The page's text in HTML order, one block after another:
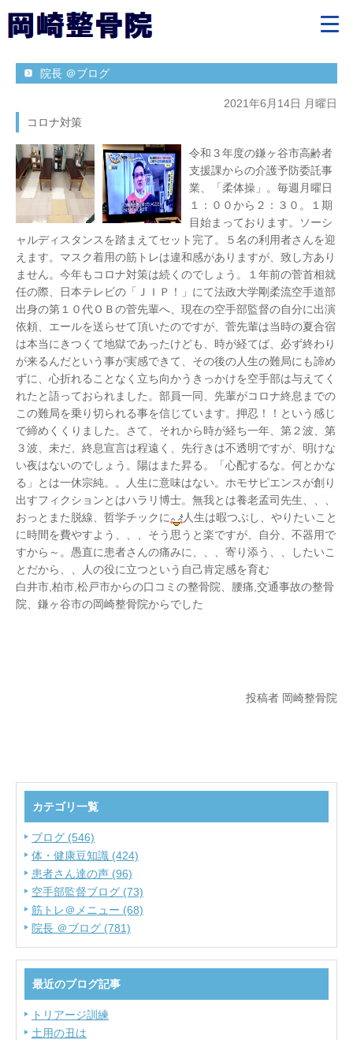
院長 ＠ブログ
2021年6月14日 月曜日
コロナ対策
令和３年度の鎌ヶ谷市高齢者
支援課からの介護予防委託事
業、「柔体操」。毎週月曜日
１：００から２：３０。１期
目始まっております。ソーシ
ャルディスタンスを踏まえてセット完了。５名の利用者さんを迎
えます。マスク着用の筋トレは違和感がありますが、致し方あり
ません。今年もコロナ対策は続くのでしょう。１年前の菅首相就
任の際、日本テレビの「ＪＩＰ！」にて法政大学剛柔流空手道部
出身の第１０代ＯＢの菅先輩へ、現在の空手部監督の自分に出演
依頼、エールを送らせて頂いたのですが、菅先輩は当時の夏合宿
は本当にきつくて地獄であったけども、時が経てば、必ず終わり
が来るんだという事が実感できて、その後の人生の難局にも諦め
ずに、心折れることなく立ち向かうきっかけを空手部は与えてく
れたと語っておられました。部員一同、先輩がコロナ終息までの
この難局を乗り切られる事を信じています。押忍！！という感じ
で締めくくりました。さて、それから時が経ち一年、第２波、第
３波、未だ、終息宣言は程遠く、先行きは不透明ですが、明けな
い夜はないのでしょう。陽はまた昇る。「心配するな。何とかな
る」とは一休宗純。。人生に意味はない。ホモサピエンスが創り
出すフィクションとはハラリ博士。無我とは養老孟司先生、、、
おっとまた脱線、哲学チックに
人生は暇つぶし、やりたいこと
に時間を費やすよう、、、そう思うと楽ですが、自分、不器用で
すから～。愚直に患者さんの痛みに、、、寄り添う、、したいこ
とだから、、人の役に立つという自己肯定感を育む
白井市,柏市,松戸市からの口コミの整骨院、腰痛,交通事故の整骨
院、鎌ヶ谷市の岡崎整骨院からでした
投稿者 岡崎整骨院
カテゴリ一覧
ブログ (546)
体・健康豆知識 (424)
患者さん達の声 (96)
空手部監督ブログ (73)
筋トレ＠メニュー (68)
院長 ＠ブログ (781)
最近のブログ記事
トリアージ訓練
土用の丑は